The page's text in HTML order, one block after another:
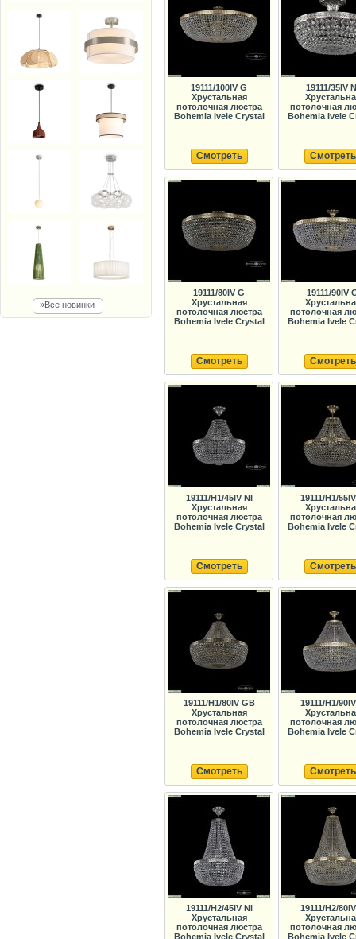
»Все новинки
19111/100IV G
Хрустальная
потолочная люстра
Bohemia Ivele Crystal
Смотреть
19111/35IV
потолочная
Bohemia Ivele
Смотреть
19111/80IV G
Хрустальная
потолочная люстра
Bohemia Ivele Crystal
Смотреть
19111/90IV
потолочная
Bohemia Ivele
Смотреть
19111/H1/45IV NI
Хрустальная
потолочная люстра
Bohemia Ivele Crystal
Смотреть
19111/H1/
потолочная
Bohemia Ivele
Смотреть
19111/H1/80IV GB
Хрустальная
потолочная люстра
Bohemia Ivele Crystal
Смотреть
19111/H1/
потолочная
Bohemia Ivele
Смотреть
19111/H2/45IV Ni
Хрустальная
потолочная люстра
Bohemia Ivele Crystal
19111/H2/
потолочная
Bohemia Ivele